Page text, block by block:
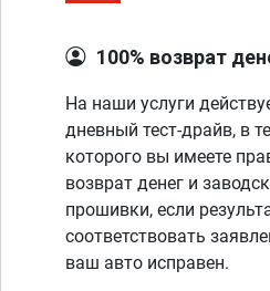
100% возврат
На наши услуги
дневный тест-драйв, в
которого вы имеете
возврат денег и
прошивки, если
соответствовать
ваш авто исправен.